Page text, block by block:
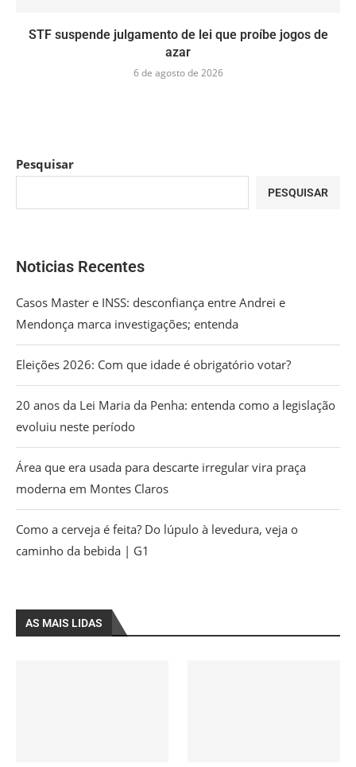
STF suspende julgamento de lei que proíbe jogos de
azar
6 de agosto de 2026
Pesquisar
PESQUISAR
Noticias Recentes
Casos Master e INSS: desconfiança entre Andrei e
Mendonça marca investigações; entenda
Eleições 2026: Com que idade é obrigatório votar?
20 anos da Lei Maria da Penha: entenda como a legislação
evoluiu neste período
Área que era usada para descarte irregular vira praça
moderna em Montes Claros
Como a cerveja é feita? Do lúpulo à levedura, veja o
caminho da bebida | G1
AS MAIS LIDAS